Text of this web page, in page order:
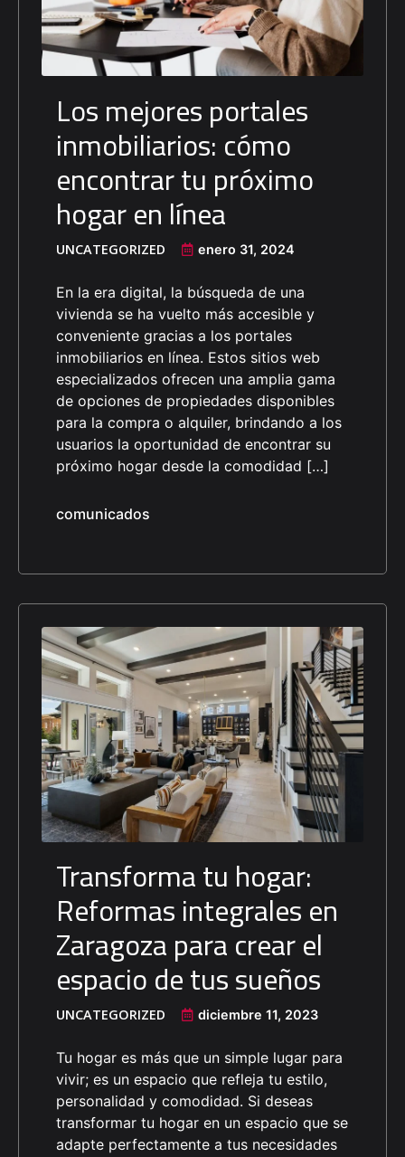
Los mejores portales
inmobiliarios: cómo
encontrar tu próximo
hogar en línea
UNCATEGORIZED enero 31, 2024
En la era digital, la búsqueda de una
vivienda se ha vuelto más accesible y
conveniente gracias a los portales
inmobiliarios en línea. Estos sitios web
especializados ofrecen una amplia gama
de opciones de propiedades disponibles
para la compra o alquiler, brindando a los
usuarios la oportunidad de encontrar su
próximo hogar desde la comodidad […]
comunicados
Transforma tu hogar:
Reformas integrales en
Zaragoza para crear el
espacio de tus sueños
UNCATEGORIZED diciembre 11, 2023
Tu hogar es más que un simple lugar para
vivir; es un espacio que refleja tu estilo,
personalidad y comodidad. Si deseas
transformar tu hogar en un espacio que se
adapte perfectamente a tus necesidades